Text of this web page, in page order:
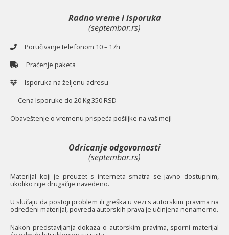
Radno vreme i isporuka
(septembar.rs)
Poručivanje telefonom 10 – 17h
Praćenje paketa
Isporuka na željenu adresu
Cena Isporuke do 20 Kg 350 RSD
Obaveštenje o vremenu prispeća pošiljke na vaš mejl
Odricanje odgovornosti
(septembar.rs)
Materijal koji je preuzet s interneta smatra se javno dostupnim,
ukoliko nije drugačije navedeno.
U slučaju da postoji problem ili greška u vezi s autorskim pravima na
određeni materijal, povreda autorskih prava je učinjena nenamerno.
Nakon predstavljanja dokaza o autorskim pravima, sporni materijal